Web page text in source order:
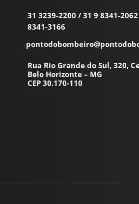
31 3239-2200 / 31 9 8341-2062
8341-3166
Rua Rio Grande do Sul, 320,
Belo Horizonte – MG
CEP 30.170-110